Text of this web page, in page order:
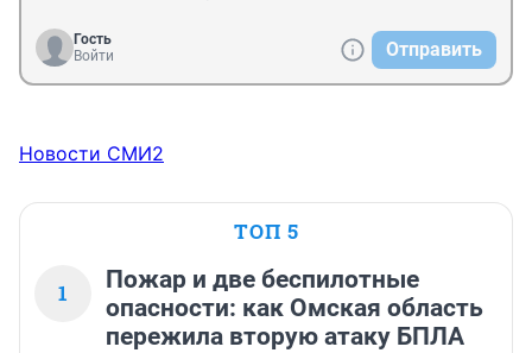
Гость
Войти
Отправить
Новости СМИ2
ТОП 5
1
Пожар и две беспилотные
опасности: как Омская область
пережила вторую атаку БПЛА